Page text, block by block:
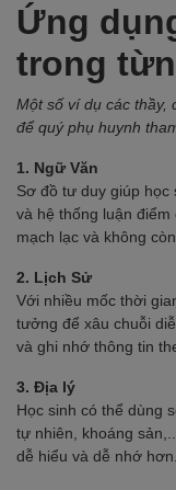
Ứng
trong
Một số ví dụ các thầy,
để quý phụ huynh
1. Ngữ Văn
Sơ đồ tư duy giúp học
và hệ thống luận
mạch lạc và không
2. Lịch Sử
Với nhiều mốc thời
tưởng để xâu chuỗi
và ghi nhớ thông tin
3. Địa lý
Học sinh có thể dùng
tự nhiên, khoáng
dễ hiểu và dễ nhớ hơn.